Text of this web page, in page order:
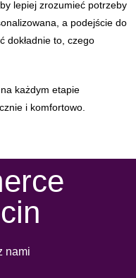
lepiej zrozumieć potrzeby
a podejście do
dokładnie to, czego
każdym etapie
i komfortowo.
nami